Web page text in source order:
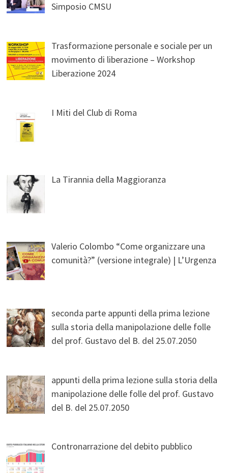
Simposio CMSU
Trasformazione personale e sociale per un
movimento di liberazione – Workshop
Liberazione 2024
I Miti del Club di Roma
La Tirannia della Maggioranza
Valerio Colombo “Come organizzare una
comunità?” (versione integrale) | L’Urgenza
seconda parte appunti della prima lezione
sulla storia della manipolazione delle folle
del prof. Gustavo del B. del 25.07.2050
appunti della prima lezione sulla storia della
manipolazione delle folle del prof. Gustavo
del B. del 25.07.2050
Contronarrazione del debito pubblico